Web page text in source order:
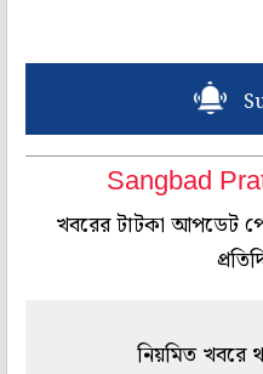
Sangbad
খবরের টাটকা আপডেট
নিয়মিত